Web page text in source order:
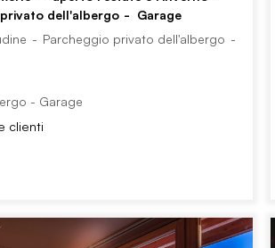
dell'albergo Garage
Garage
Parcheggio privato dell'albergo
clienti